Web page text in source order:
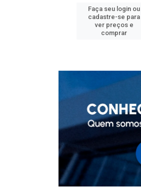
Faça seu login ou
cadastre-se para
ver preços e
comprar